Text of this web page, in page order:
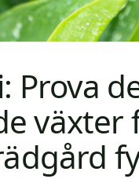
Prova
växter